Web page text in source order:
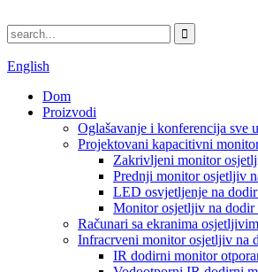
English
Dom
Proizvodi
Oglašavanje i konferencija sve
Projektovani kapacitivni
Zakrivljeni monitor
Prednji monitor osjetljiv
LED osvjetljenje na
Monitor osjetljiv na dodir
Računari sa ekranima
Infracrveni monitor osjetljiv na
IR dodirni monitor